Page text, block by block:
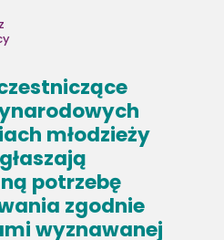
młodzieży
potrzebę
zgodnie
wyznawanej